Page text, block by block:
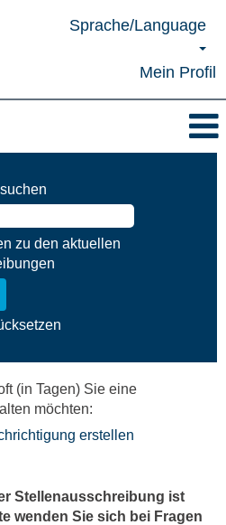
Sprache/Language
Mein Profil
zu den aktuellen
(in Tagen) Sie eine
möchten:
erstellen
Stellenausschreibung ist
wenden Sie sich bei Fragen